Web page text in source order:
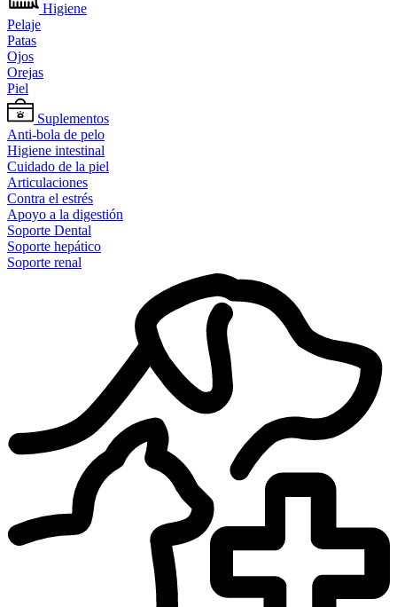
Higiene
Pelaje
Patas
Ojos
Orejas
Piel
Suplementos
Anti-bola de pelo
Higiene intestinal
Cuidado de la piel
Articulaciones
Contra el estrés
Apoyo a la digestión
Soporte Dental
Soporte hepático
Soporte renal